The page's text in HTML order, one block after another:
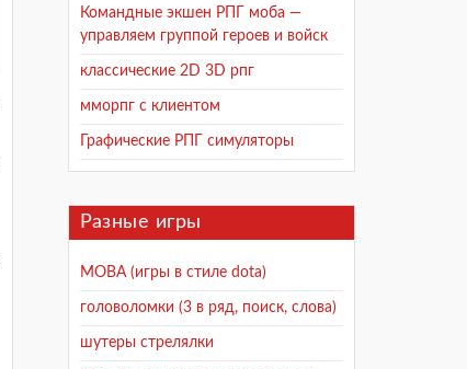
Командные экшен РПГ моба —
управляем группой героев и войск
классические 2D 3D рпг
мморпг с клиентом
Графические РПГ симуляторы
Разные игры
MOBA (игры в стиле dota)
головоломки (3 в ряд, поиск, слова)
шутеры стрелялки